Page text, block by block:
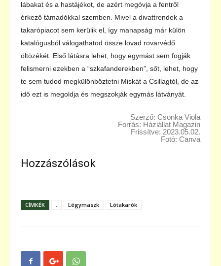
lábakat és a hastájékot, de azért megóvja a fentről
érkező támadókkal szemben. Mivel a divattrendek a
takarópiacot sem kerülik el, így manapság már külön
katalógusból válogathatod össze lovad rovarvédő
öltözékét. Első látásra lehet, hogy egymást sem fogják
felismerni ezekben a “szkafanderekben”, sőt, lehet, hogy
te sem tudod megkülönböztetni Miskát a Csillagtól, de az
idő ezt is megoldja és megszokják egymás látványát.
Szerző: Csonka Viola
Forrás: Háziállat Magazin
Frissítve: 2023.05.02.
Fotó: Canva
Hozzászólások
CÍMKÉK . Légymaszk Lótakarók